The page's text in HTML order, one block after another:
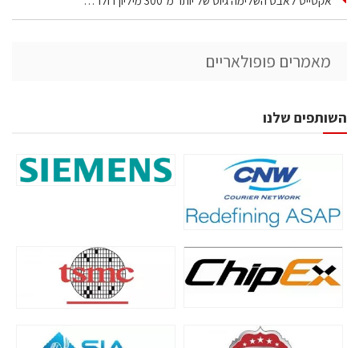
מאמרים פופולאריים
השותפים שלנו